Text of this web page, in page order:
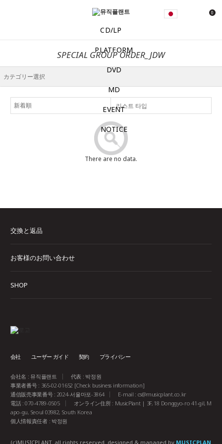
0
CD/LP
PLATFORM
DVD
MD
EVENT
NOTICE
SPECIAL GROUP ORDER_JDW
리스트 타입
There are no data.
交換と返品
お客様のお問い合わせ
SHOP
会社 ユーザー ガイド 契約 プライバシー
会社名 : 뮤직플랜트
代表 : 박정원
事業者番号 : 365-02-01652 [Check business information]
通信販売事業番号 : 2024-서울마포-3864
E-mail : cs@musicplant.co.kr
電話 : 070-4789-0505
オンライン住所 : MusicPlant | 3F, 18 Donggyo-ro 41-gil, M
apo-gu, Seoul 03982, South Korea
個人情報責任者 : 박정원
(c)MUSICPLANT. all rights reserved. designed & managed by MUSICPLAN